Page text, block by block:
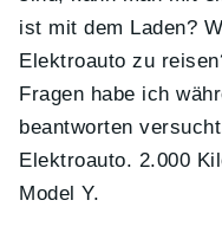
ist mit dem Laden?
Elektroauto zu
Fragen habe ich
beantworten
Elektroauto. 2.000
Model Y.